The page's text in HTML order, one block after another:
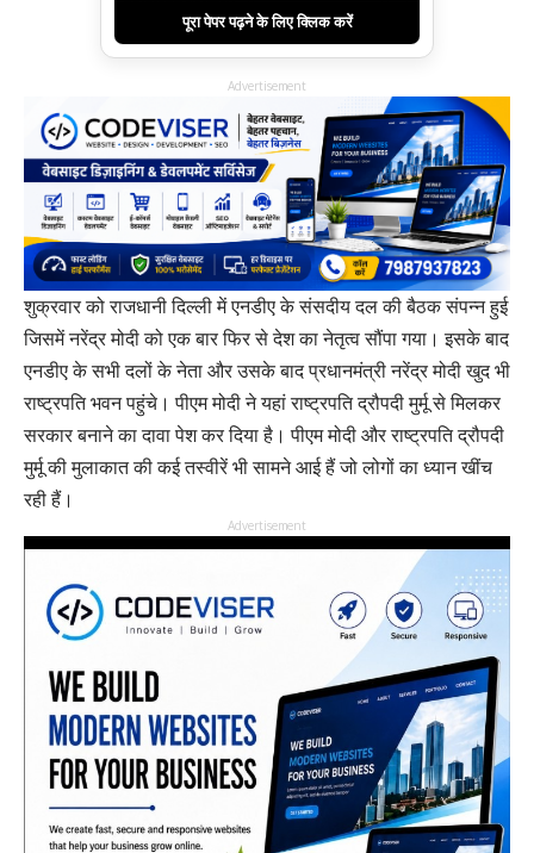
पूरा पेपर पढ़ने के लिए क्लिक करें
Advertisement
शुक्रवार को राजधानी दिल्ली में एनडीए के संसदीय दल की बैठक संपन्न हुई
जिसमें नरेंद्र मोदी को एक बार फिर से देश का नेतृत्व सौंपा गया। इसके बाद
एनडीए के सभी दलों के नेता और उसके बाद प्रधानमंत्री नरेंद्र मोदी खुद भी
राष्ट्रपति भवन पहुंचे। पीएम मोदी ने यहां राष्ट्रपति द्रौपदी मुर्मू से मिलकर
सरकार बनाने का दावा पेश कर दिया है। पीएम मोदी और राष्ट्रपति द्रौपदी
मुर्मू की मुलाकात की कई तस्वीरें भी सामने आई हैं जो लोगों का ध्यान खींच
रही हैं।
Advertisement